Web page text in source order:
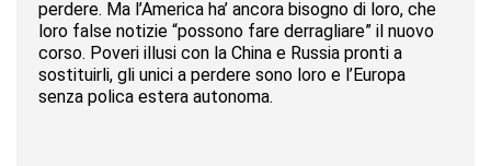
perdere. Ma l’America ha’ ancora bisogno di loro, che
loro false notizie “possono fare derragliare” il nuovo
corso. Poveri illusi con la China e Russia pronti a
sostituirli, gli unici a perdere sono loro e l’Europa
senza polica estera autonoma.